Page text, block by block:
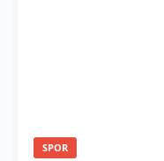
SPOR